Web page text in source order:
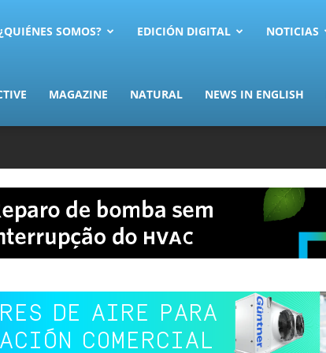
SOMOS? EDICIÓN DIGITAL NOTICIAS
MAGAZINE NATURAL NEWS IN ENGLISH